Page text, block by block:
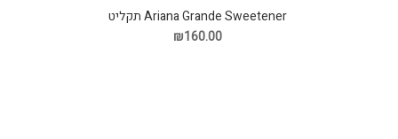
Ariana Grande Sweetener תקליט
₪160.00